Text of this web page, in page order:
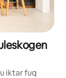
iktar fuq